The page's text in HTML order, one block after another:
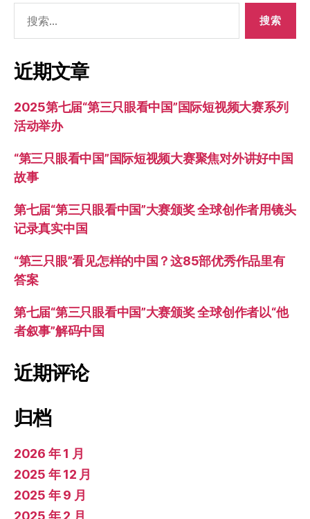
索：
近期文章
2025第七届“第三只眼看中国”国际短视频大赛系列
活动举办
“第三只眼看中国”国际短视频大赛聚焦对外讲好中国
故事
第七届“第三只眼看中国”大赛颁奖 全球创作者用镜头
记录真实中国
“第三只眼”看见怎样的中国？这85部优秀作品里有
答案
第七届“第三只眼看中国”大赛颁奖 全球创作者以“他
者叙事”解码中国
近期评论
归档
2026 年 1 月
2025 年 12 月
2025 年 9 月
2025 年 2 月